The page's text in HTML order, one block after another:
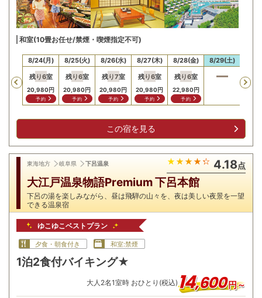
和室(10畳お任せ/禁煙・喫煙指定不可)
Previous
8/24(月)
残り6室
20,980円
予約
8/25(火)
残り6室
20,980円
予約
8/26(水)
残り7室
20,980円
予約
8/27(木)
残り6室
20,980円
予約
8/28(金)
残り6室
22,980円
予約
8/29(土)
残り
この宿を見る
東海地方 岐阜県 下呂温泉 4.18点
大江戸温泉物語Premium 下呂本館
下呂の湯を楽しみながら、昼は飛騨の山々を、夜は美しい夜景を一望
できる温泉宿
ゆこゆこベストプラン
夕食・朝食付き 和室:禁煙
1泊2食付バイキング★
大人 2名1室時 おひとり(税込)14,600円～